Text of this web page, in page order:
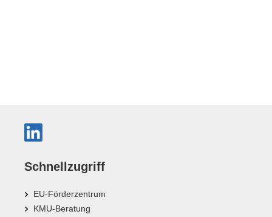
Schnellzugriff
EU-Förderzentrum
KMU-Beratung